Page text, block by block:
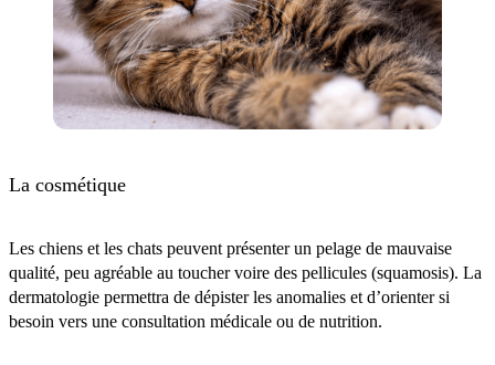
La cosmétique
Les chiens et les chats peuvent présenter un pelage de mauvaise
qualité, peu agréable au toucher voire des pellicules (squamosis). La
dermatologie permettra de dépister les anomalies et d’orienter si
besoin vers une consultation médicale ou de nutrition.